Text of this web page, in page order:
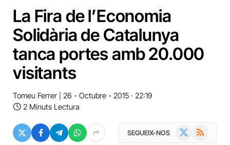
La Fira de l’Economia
Solidària de Catalunya
tanca portes amb 20.000
visitants
Tomeu Ferrer
26 - Octubre - 2015 · 22:19
2 Minuts Lectura
SEGUEIX-NOS RSS